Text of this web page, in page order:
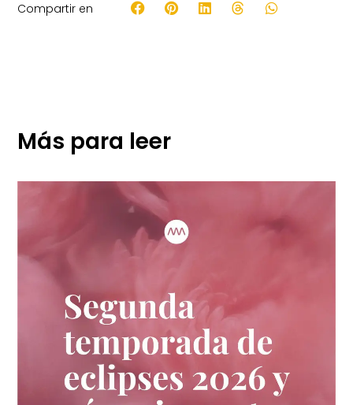
Compartir en
Más para leer